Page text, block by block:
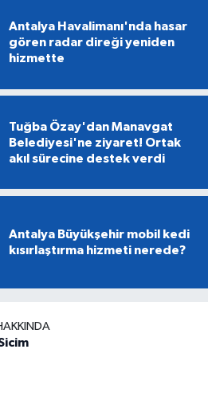
Antalya Havalimanı'nda hasar
gören radar direği yeniden
hizmette
Tuğba Özay'dan Manavgat
Belediyesi'ne ziyaret! Ortak
akıl sürecine destek verdi
Antalya Büyükşehir mobil kedi
kısırlaştırma hizmeti nerede?